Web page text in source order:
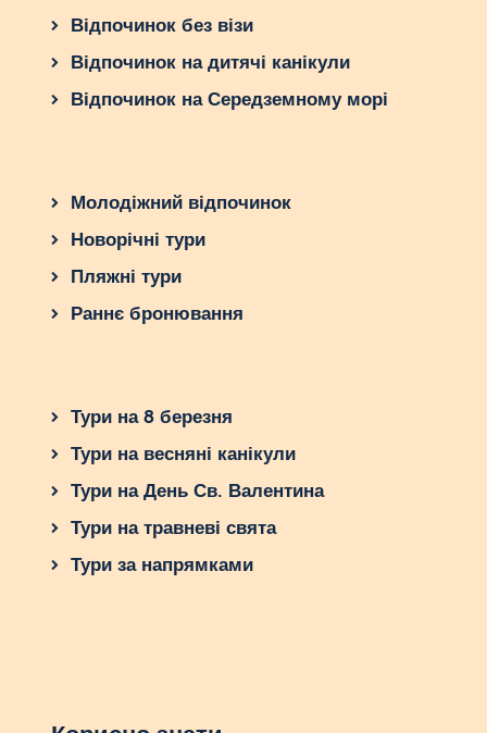
Відпочинок без візи
Відпочинок на дитячі канікули
Відпочинок на Середземному морі
Молодіжний відпочинок
Новорічні тури
Пляжні тури
Раннє бронювання
Тури на 8 березня
Тури на весняні канікули
Тури на День Св. Валентина
Тури на травневі свята
Тури за напрямками